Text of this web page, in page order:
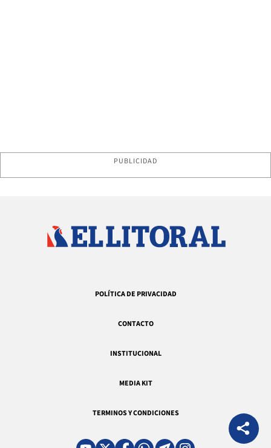
PUBLICIDAD
POLÍTICA DE PRIVACIDAD
CONTACTO
INSTITUCIONAL
MEDIA KIT
TERMINOS Y CONDICIONES